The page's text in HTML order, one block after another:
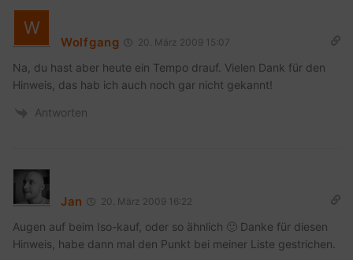
Wolfgang 20. März 2009 15:07
Na, du hast aber heute ein Tempo drauf. Vielen Dank für den
Hinweis, das hab ich auch noch gar nicht gekannt!
Antworten
Jan 20. März 2009 16:22
Augen auf beim Iso-kauf, oder so ähnlich 🙂 Danke für diesen
Hinweis, habe dann mal den Punkt bei meiner Liste gestrichen.